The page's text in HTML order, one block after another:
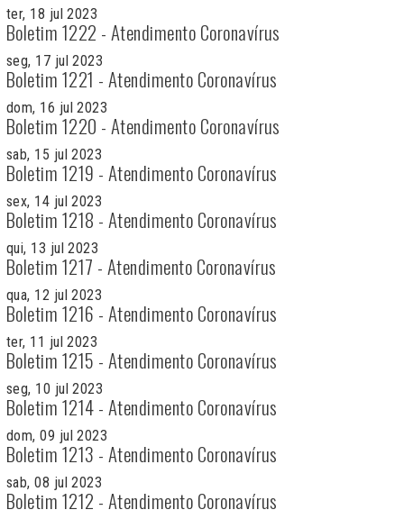
ter, 18 jul 2023
Boletim 1222 - Atendimento Coronavírus
seg, 17 jul 2023
Boletim 1221 - Atendimento Coronavírus
dom, 16 jul 2023
Boletim 1220 - Atendimento Coronavírus
sab, 15 jul 2023
Boletim 1219 - Atendimento Coronavírus
sex, 14 jul 2023
Boletim 1218 - Atendimento Coronavírus
qui, 13 jul 2023
Boletim 1217 - Atendimento Coronavírus
qua, 12 jul 2023
Boletim 1216 - Atendimento Coronavírus
ter, 11 jul 2023
Boletim 1215 - Atendimento Coronavírus
seg, 10 jul 2023
Boletim 1214 - Atendimento Coronavírus
dom, 09 jul 2023
Boletim 1213 - Atendimento Coronavírus
sab, 08 jul 2023
Boletim 1212 - Atendimento Coronavírus